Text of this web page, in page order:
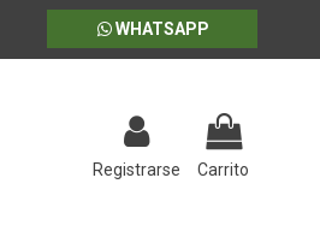
WHATSAPP
Registrarse Carrito